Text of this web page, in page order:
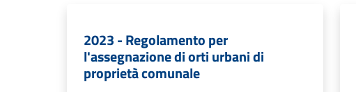
2023 - Regolamento per
l'assegnazione di orti urbani di
proprietà comunale